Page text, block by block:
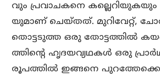
വും പ്രവാചകനെ
യുമാണ് ചെയ്തത്. മുറിവേറ്റ്,
തൊട്ടടുത്ത ഒരു തോട്ടത്തില്‍
ത്തിന്‍റെ ഹൃദയവ്യഥകള്‍ ഒരു
രൂപത്തില്‍ ഇങ്ങനെ